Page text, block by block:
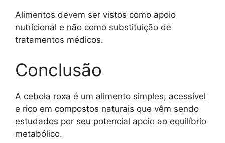
Alimentos devem ser vistos como apoio
nutricional e não como substituição de
tratamentos médicos.
Conclusão
A cebola roxa é um alimento simples, acessível
e rico em compostos naturais que vêm sendo
estudados por seu potencial apoio ao equilíbrio
metabólico.